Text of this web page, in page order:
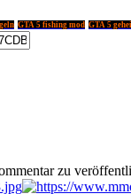
GTA 5 fishing mod GTA 5
zu